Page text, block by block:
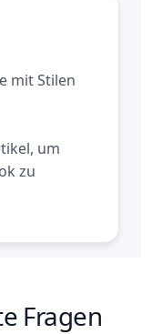
mit Stilen
um
zu
Fragen